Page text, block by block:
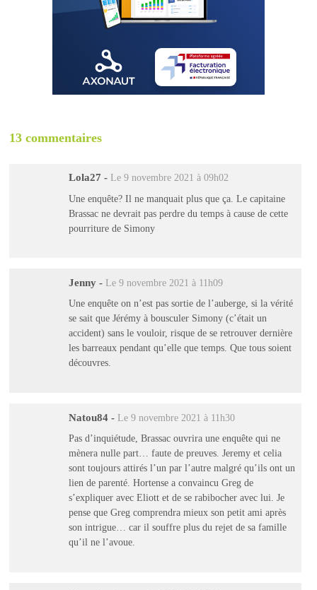
13 commentaires
Lola27 - Le 9 novembre 2021 à 09h02
Une enquête? Il ne manquait plus que ça. Le capitaine
Brassac ne devrait pas perdre du temps à cause de cette
pourriture de Simony
Jenny - Le 9 novembre 2021 à 11h09
Une enquête on n’est pas sortie de l’auberge, si la vérité
se sait que Jérémy à bousculer Simony (c’était un
accident) sans le vouloir, risque de se retrouver dernière
les barreaux pendant qu’elle que temps. Que tous soient
découvres.
Natou84 - Le 9 novembre 2021 à 11h30
Pas d’inquiétude, Brassac ouvrira une enquête qui ne
mènera nulle part… faute de preuves. Jeremy et celia
sont toujours attirés l’un par l’autre malgré qu’ils ont un
lien de parenté. Hortense a convaincu Greg de
s’expliquer avec Eliott et de se rabibocher avec lui. Je
pense que Greg comprendra mieux son petit ami après
son intrigue… car il souffre plus du rejet de sa famille
qu’il ne l’avoue.